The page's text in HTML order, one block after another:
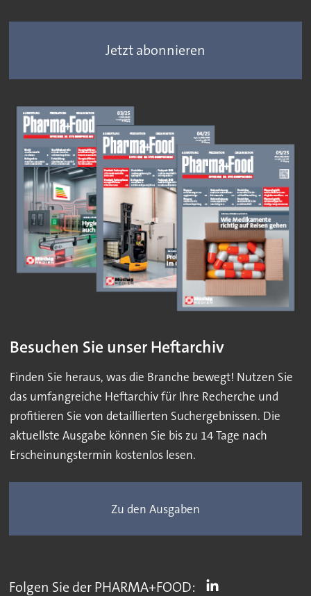
Jetzt abonnieren
Besuchen Sie unser Heftarchiv
Finden Sie heraus, was die Branche bewegt! Nutzen Sie
das umfangreiche Heftarchiv für Ihre Recherche und
profitieren Sie von detaillierten Suchergebnissen. Die
aktuellste Ausgabe können Sie bis zu 14 Tage nach
Erscheinungstermin kostenlos lesen.
Zu den Ausgaben
Folgen Sie der PHARMA+FOOD: